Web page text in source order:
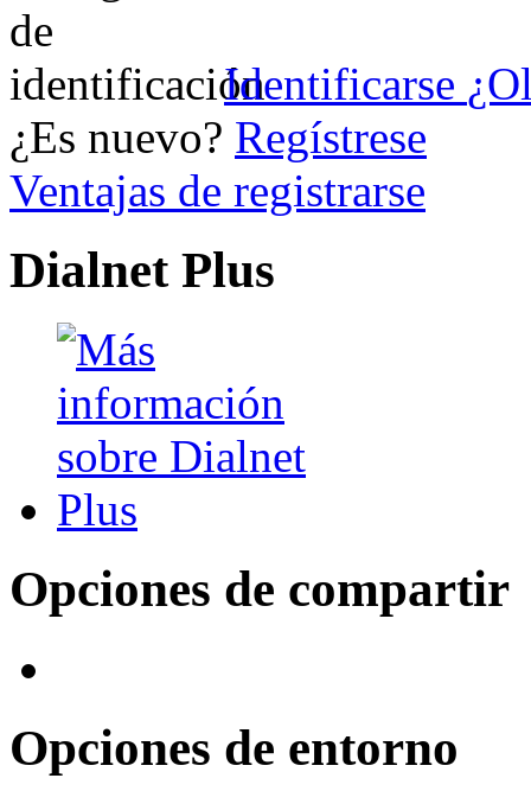
Identificarse
¿Es nuevo? Regístrese
Ventajas de registrarse
Dialnet Plus
Opciones de compartir
Opciones de entorno